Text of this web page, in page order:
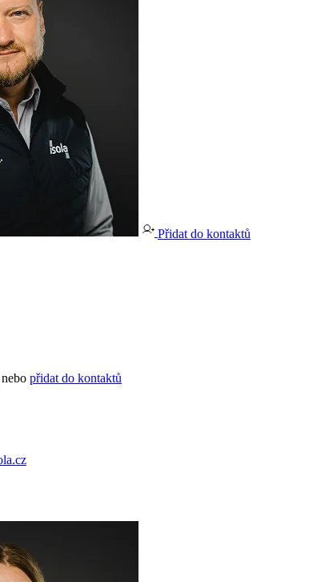
Přidat do kontaktů
přidat do kontaktů